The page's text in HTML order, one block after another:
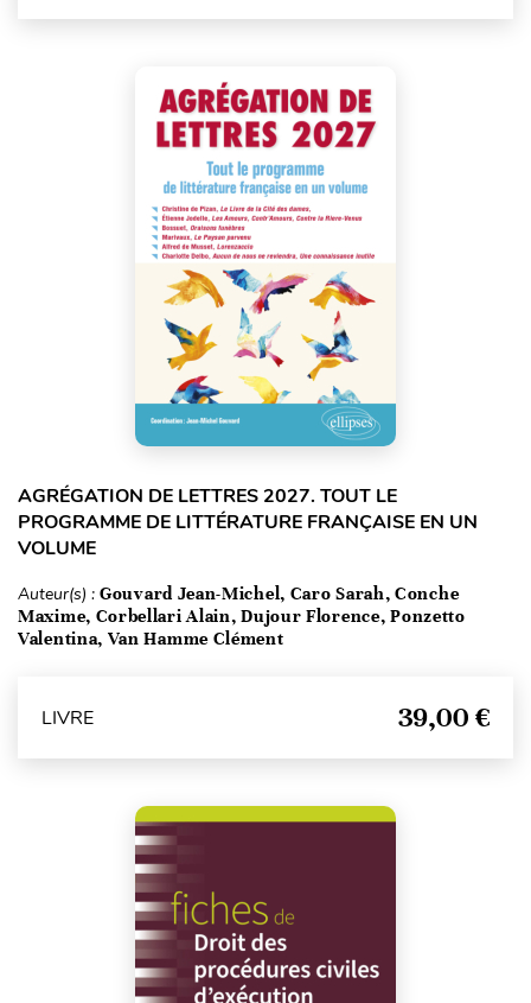
AGRÉGATION DE LETTRES 2027. TOUT LE
PROGRAMME DE LITTÉRATURE FRANÇAISE EN UN
VOLUME
Auteur(s) : Gouvard Jean-Michel, Caro Sarah, Conche
Maxime, Corbellari Alain, Dujour Florence, Ponzetto
Valentina, Van Hamme Clément
LIVRE 39,00 €